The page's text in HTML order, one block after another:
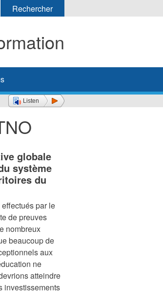
Listen
globale
système
du
par le
de preuves
nombreux
beaucoup de
aux
ne
atteindre
investissements